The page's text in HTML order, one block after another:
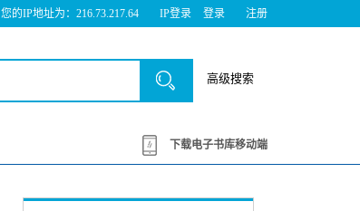
您的IP地址为：216.73.217.64 IP登录 登录 注册
高级搜索
下载电子书库移动端